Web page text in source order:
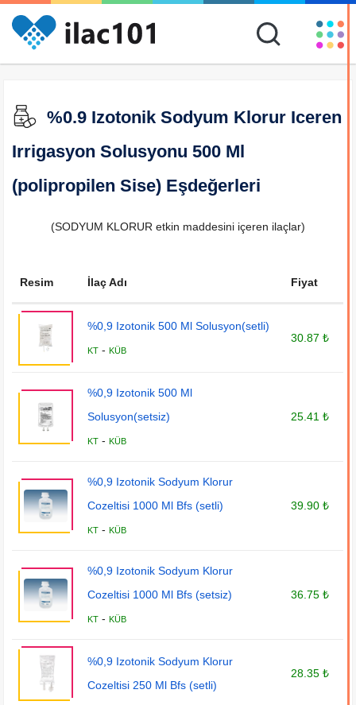
%0.9 Izotonik Sodyum Klorur Iceren
Irrigasyon Solusyonu 500 Ml
(polipropilen Sise) Eşdeğerleri
(SODYUM KLORUR etkin maddesini içeren ilaçlar)
Resim İlaç Adı Fiyat
%0,9 Izotonik 500 Ml Solusyon(setli)
KT -KÜB
30.87 ₺
%0,9 Izotonik 500 Ml
Solusyon(setsiz)
KT -KÜB
25.41 ₺
%0,9 Izotonik Sodyum Klorur
Cozeltisi 1000 Ml Bfs (setli)
KT -KÜB
39.90 ₺
%0,9 Izotonik Sodyum Klorur
Cozeltisi 1000 Ml Bfs (setsiz)
KT -KÜB
36.75 ₺
%0,9 Izotonik Sodyum Klorur
Cozeltisi 250 Ml Bfs (setli)
28.35 ₺